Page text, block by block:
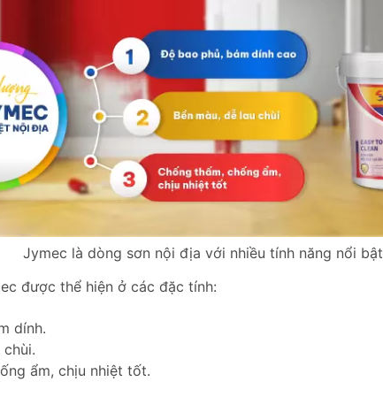
Jymec là dòng sơn nội địa với nhiều tính năng nổi bật
được thể hiện ở các đặc tính:
dính.
chùi.
ẩm, chịu nhiệt tốt.